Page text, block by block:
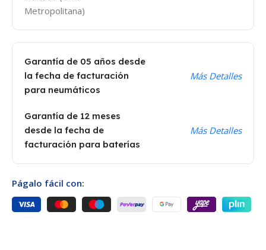
Metropolitana)
Garantía de 05 años desde
la fecha de facturación
para neumáticos
Más Detalles
Garantía de 12 meses
desde la fecha de
facturación para baterías
Más Detalles
Págalo fácil con: